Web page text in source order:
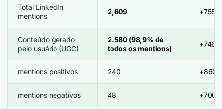
Total LinkedIn
mentions
2,609 +755%
Conteúdo gerado
pelo usuário (UGC)
2.580 (98,9% de
todos os mentions)
mentions positivos 240
mentions negativos 48